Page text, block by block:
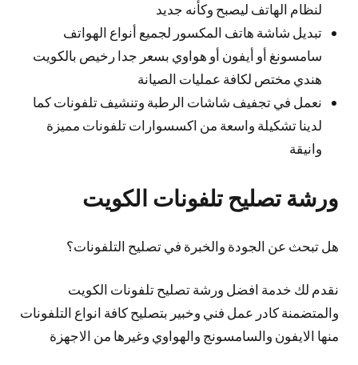
لنظام الهاتف ليصبح وكأنه جديد
تبديل شاشة هاتف المكسور لجميع أنواع الهواتف
سامسونغ أو أيفون أو هواوي بسعر جدا رخيص بالكويت
هندي مختص لكافة عمليات الصيانة
نعمل في تجفيف شاشات الرطبة وتنشيف تلفونات كما
لدينا تشكيلة واسعة من اكسسوارات تلفونات مميزة
وانيقة
ورشة تصليح تلفونات الكويت
هل تبحث عن الجودة والخبرة في تصليح التلفونات؟
نقدم لك خدمة افضل ورشة تصليح تلفونات الكويت
والمتضمنة كادر عمل فني وخبير بتصليح كافة انواع التلفونات
منها الايفون والسامسونج والهواوي وغيرها من الاجهزة